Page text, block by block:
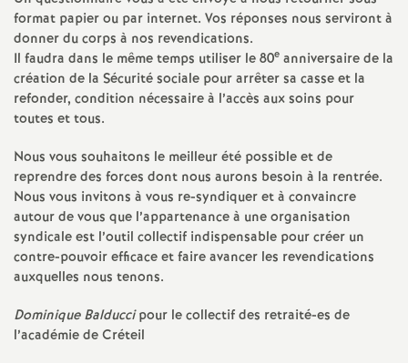
S
e
c
o
n
d
d
format papier ou par internet. Vos réponses nous serviront à
donner du corps à nos revendications.
Il faudra dans le même temps utiliser le 80e anniversaire de la
création de la Sécurité sociale pour arrêter sa casse et la
refonder, condition nécessaire à l’accès aux soins pour
toutes et tous.
Nous vous souhaitons le meilleur été possible et de
reprendre des forces dont nous aurons besoin à la rentrée.
Nous vous invitons à vous re-syndiquer et à convaincre
autour de vous que l’appartenance à une organisation
syndicale est l’outil collectif indispensable pour créer un
contre-pouvoir efficace et faire avancer les revendications
auxquelles nous tenons.
Dominique Balduccipour le collectif des retraité-es de
l’académie de Créteil